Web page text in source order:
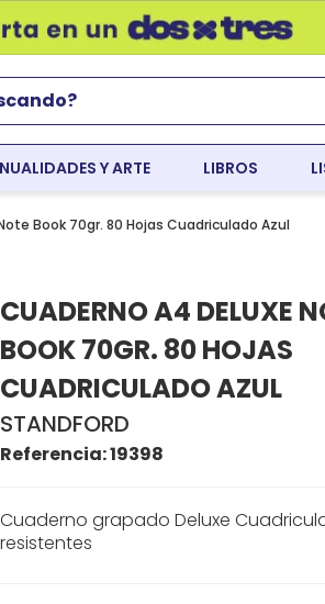
Y ARTE LIBROS
Book 70gr. 80 Hojas Cuadriculado Azul
CUADERNO A4 DELUXE
BOOK 70GR. 80 HOJAS
CUADRICULADO AZUL
STANDFORD
Referencia:19398
Cuaderno grapado Deluxe
resistentes